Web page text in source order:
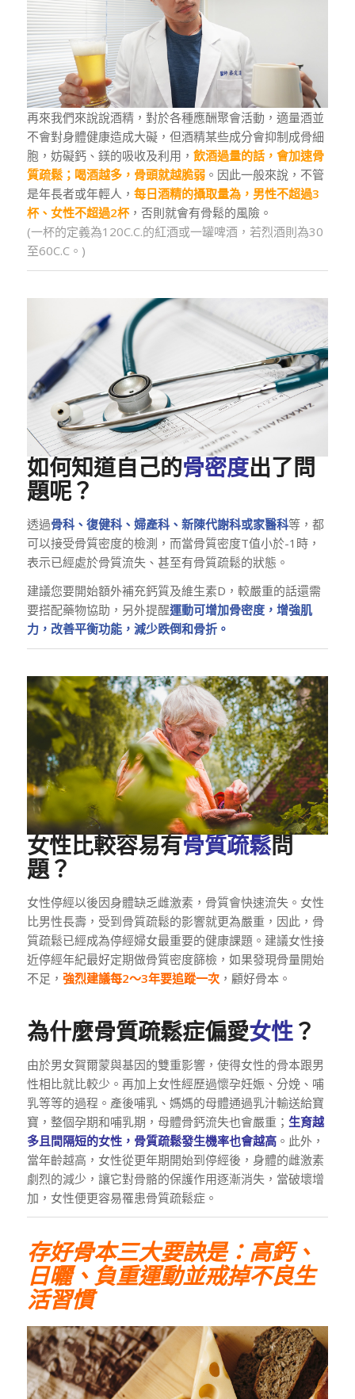
再來我們來說說酒精，對於各種應酬聚會活動，適量酒並
不會對身體健康造成大礙，但酒精某些成分會抑制成骨細
胞，妨礙鈣、鎂的吸收及利用， 飲酒過量的話，會加速骨
質疏鬆；喝酒越多，骨頭就越脆弱。因此一般來說，不管
是年長者或年輕人， 每日酒精的攝取量為，男性不超過3
杯、女性不超過2杯，否則就會有骨鬆的風險。
(一杯的定義為120C.C.的紅酒或一罐啤酒，若烈酒則為30
至60C.C。)
如何知道自己的骨密度出了問
題呢？
透過骨科、復健科、婦產科、新陳代謝科或家醫科等，都
可以接受骨質密度的檢測，而當骨質密度T值小於-1時，
表示已經處於骨質流失、甚至有骨質疏鬆的狀態。
建議您要開始額外補充鈣質及維生素D，較嚴重的話還需
要搭配藥物協助，另外提醒運動可增加骨密度，增強肌
力，改善平衡功能，減少跌倒和骨折。
女性比較容易有骨質疏鬆問
題？
女性停經以後因身體缺乏雌激素，骨質會快速流失。女性
比男性長壽，受到骨質疏鬆的影響就更為嚴重，因此，骨
質疏鬆已經成為停經婦女最重要的健康課題。建議女性接
近停經年紀最好定期做骨質密度篩檢，如果發現骨量開始
不足， 強烈建議每2～3年要追蹤一次，顧好骨本。
為什麼骨質疏鬆症偏愛女性？
由於男女賀爾蒙與基因的雙重影響，使得女性的骨本跟男
性相比就比較少。再加上女性經歷過懷孕妊娠、分娩、哺
乳等等的過程。產後哺乳、媽媽的母體通過乳汁輸送給寶
寶，整個孕期和哺乳期，母體骨鈣流失也會嚴重； 生育越
多且間隔短的女性，骨質疏鬆發生機率也會越高。此外，
當年齡越高，女性從更年期開始到停經後，身體的雌激素
劇烈的減少，讓它對骨骼的保護作用逐漸消失，當破壞增
加，女性便更容易罹患骨質疏鬆症。
存好骨本三大要訣是：高鈣、
日曬、負重運動並戒掉不良生
活習慣